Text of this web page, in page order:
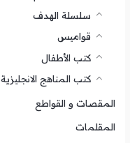
سلسلة الهدف
قواميس
كتب الأطفال
كتب المناهج الانجليزية
المقصات و القواطع
المقلمات